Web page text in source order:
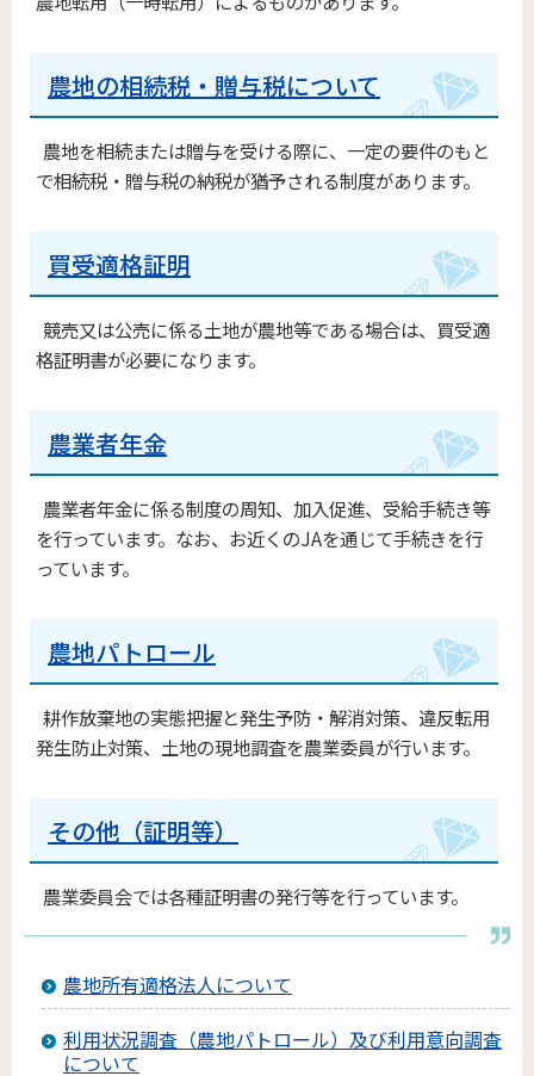
農地の相続税・贈与税について
農地を相続または贈与を受ける際に、一定の要件のもと
で相続税・贈与税の納税が猶予される制度があります。
買受適格証明
競売又は公売に係る土地が農地等である場合は、買受適
格証明書が必要になります。
農業者年金
農業者年金に係る制度の周知、加入促進、受給手続き等
を行っています。なお、お近くのJAを通じて手続きを行
っています。
農地パトロール
耕作放棄地の実態把握と発生予防・解消対策、違反転用
発生防止対策、土地の現地調査を農業委員が行います。
その他（証明等）
農業委員会では各種証明書の発行等を行っています。
農地所有適格法人について
利用状況調査（農地パトロール）及び利用意向調査
について